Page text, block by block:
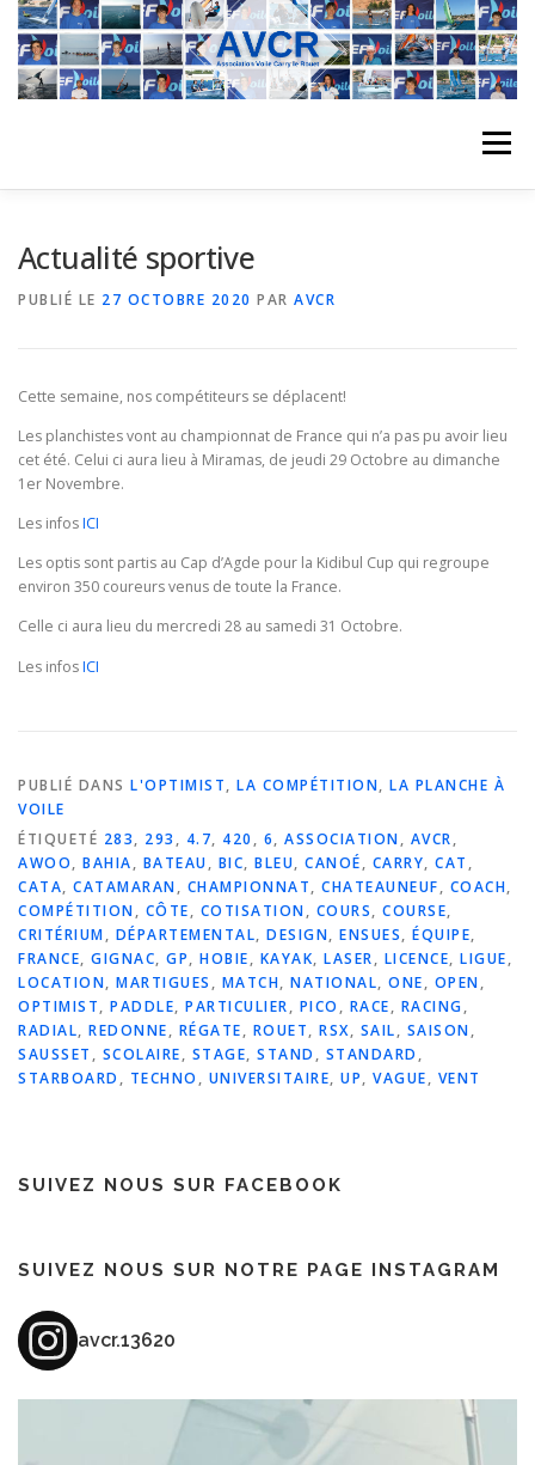
Aller
contenu
Menu
Actualité sportive
PUBLIÉ LE 27 OCTOBRE 2020 PAR AVCR
Cette semaine, nos compétiteurs se déplacent!
Les planchistes vont au championnat de France qui n’a pas pu avoir lieu
cet été. Celui ci aura lieu à Miramas, de jeudi 29 Octobre au dimanche
1er Novembre.
Les infosICI
Les optis sont partis au Cap d’Agde pour la Kidibul Cup qui regroupe
environ 350 coureurs venus de toute la France.
Celle ci aura lieu du mercredi 28 au samedi 31 Octobre.
Les infosICI
PUBLIÉ DANS L'OPTIMIST, LA COMPÉTITION, LA PLANCHE À
VOILE
ÉTIQUETÉ 283, 293 , 4.7, 420 , 6, ASSOCIATION, AVCR,
AWOO, BAHIA, BATEAU, BIC, BLEU, CANOÉ, CARRY, CAT ,
CATA, CATAMARAN, CHAMPIONNAT, CHATEAUNEUF, COACH,
COMPÉTITION, CÔTE, COTISATION, COURS, COURSE,
CRITÉRIUM, DÉPARTEMENTAL, DESIGN, ENSUES, ÉQUIPE,
FRANCE, GIGNAC, GP, HOBIE, KAYAK, LASER, LICENCE, LIGUE,
LOCATION, MARTIGUES , MATCH, NATIONAL, ONE, OPEN,
OPTIMIST, PADDLE, PARTICULIER, PICO , RACE, RACING,
RADIAL, REDONNE, RÉGATE, ROUET, RSX, SAIL, SAISON,
SAUSSET , SCOLAIRE, STAGE, STAND , STANDARD ,
STARBOARD , TECHNO , UNIVERSITAIRE, UP, VAGUE, VENT
SUIVEZ NOUS SUR FACEBOOK
SUIVEZ NOUS SUR NOTRE PAGE INSTAGRAM
avcr.13620